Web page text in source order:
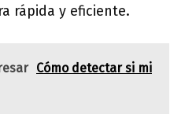
rápida y eficiente.
Cómo detectar si mi